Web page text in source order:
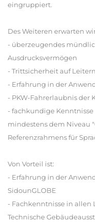
eingruppiert.
Des Weiteren erwarten
- überzeugendes
Ausdrucksvermögen
- Trittsicherheit auf
- Erfahrung in der
- PKW-Fahrerlaubnis der
- fachkundige
mindestens dem Niveau
Referenzrahmens für
Von Vorteil ist:
- Erfahrung in der
SidounGLOBE
- Fachkenntnisse in allen
Technische